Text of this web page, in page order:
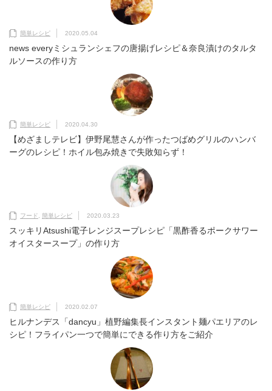
簡単レシピ 2020.05.04
news everyミシュランシェフの唐揚げレシピ＆奈良漬けのタルタ
ルソースの作り方
簡単レシピ 2020.04.30
【めざましテレビ】伊野尾慧さんが作ったつばめグリルのハンバ
ーグのレシピ！ホイル包み焼きで失敗知らず！
フード 簡単レシピ 2020.03.23
スッキリAtsushi電子レンジスープレシピ「黒酢香るポークサワー
オイスタースープ」の作り方
簡単レシピ 2020.02.07
ヒルナンデス「dancyu」植野編集長インスタント麺パエリアのレ
シピ！フライパン一つで簡単にできる作り方をご紹介